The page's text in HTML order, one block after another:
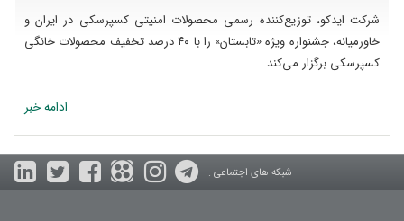
شرکت ایدکو، توزیع‌کننده رسمی محصولات امنیتی کسپرسکی در ایران و
خاورمیانه، جشنواره ویژه «تابستان» را با ۴۰ درصد تخفیف محصولات خانگی
کسپرسکی برگزار می‌کند.
ادامه خبر
شبکه های اجتماعی :